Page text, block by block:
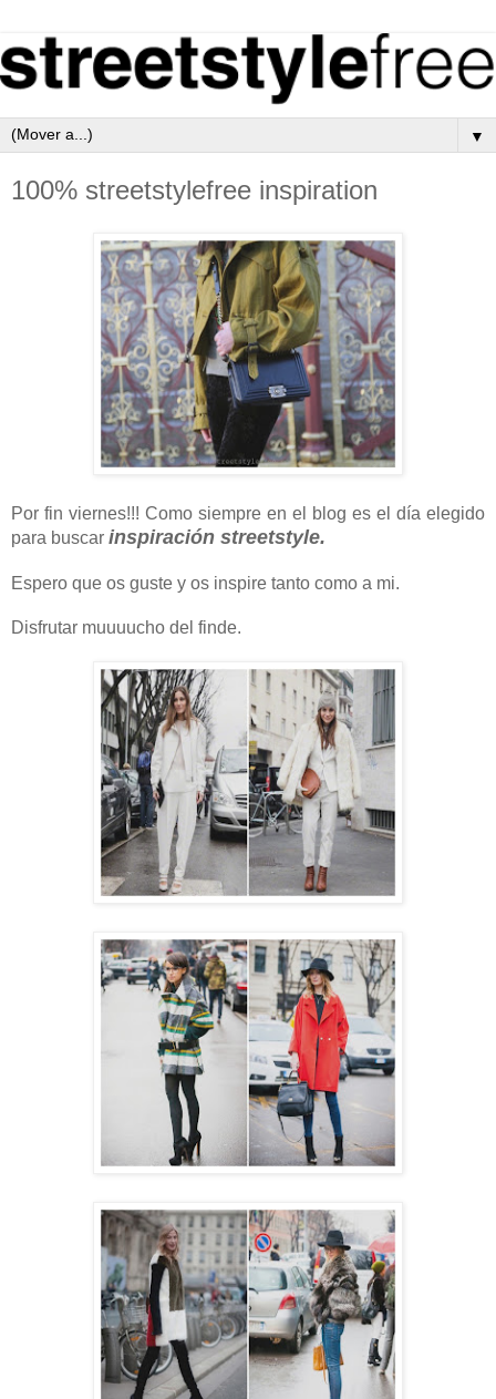
▼
100% streetstylefree inspiration
Por fin viernes!!! Como siempre en el blog es el día elegido
para buscar inspiración streetstyle.
Espero que os guste y os inspire tanto como a mi.
Disfrutar muuuucho del finde.